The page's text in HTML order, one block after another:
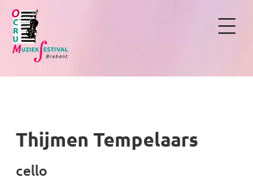
Thijmen Tempelaars
cello